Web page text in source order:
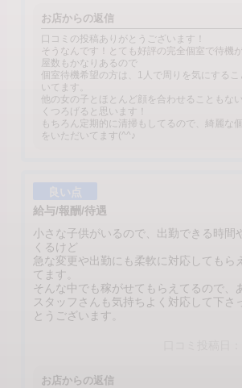
お店からの返信
口コミの投稿ありがとうございます！
そうなんです！とても好評の完全個室で待機
屋数もかなりあるので
個室待機希望の方は、1人で周りを気にするこ
いてます。
他の女の子とほとんど顔を合わせることもな
くつろげると思います！
もちろん定期的に清掃もしてるので、綺麗な
をいただいてます(^^♪
良い点
給与/報酬/待遇
小さな子供がいるので、出勤できる時間
くるけど
急な変更や出勤にも柔軟に対応してもら
てます。
そんな中でも稼がせてもらえてるので、
スタッフさんも気持ちよく対応して下さ
とうございます。
お店からの返信